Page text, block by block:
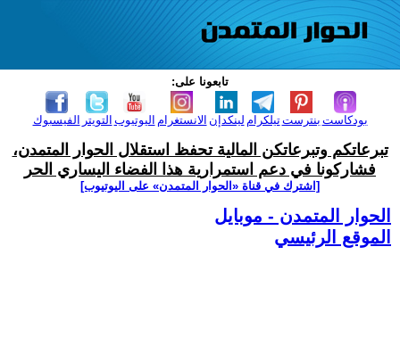
تابعونا على:
الفيسبوك التويتر اليوتيوب الانستغرام لينكدإن تيلكرامبنترست بودكاست
تبرعاتكم وتبرعاتكن المالية تحفظ استقلال الحوار المتمدن،
فشاركونا في دعم استمرارية هذا الفضاء اليساري الحر
[اشترك في قناة ‫«الحوار المتمدن» على اليوتيوب]
الحوار المتمدن - موبايل
الموقع الرئيسي